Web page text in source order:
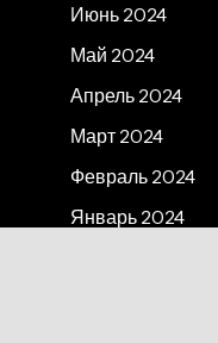
Июнь 2024
Май 2024
Апрель 2024
Март 2024
Февраль 2024
Январь 2024